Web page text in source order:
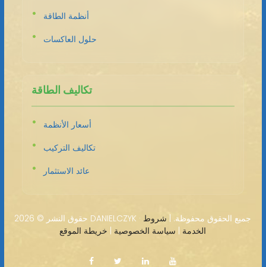
أنظمة الطاقة
حلول العاكسات
تكاليف الطاقة
أسعار الأنظمة
تكاليف التركيب
عائد الاستثمار
حقوق النشر © 2026 DANIELCZYK · جميع الحقوق محفوظة. | شروط
الخدمة
سياسة الخصوصية خريطة الموقع